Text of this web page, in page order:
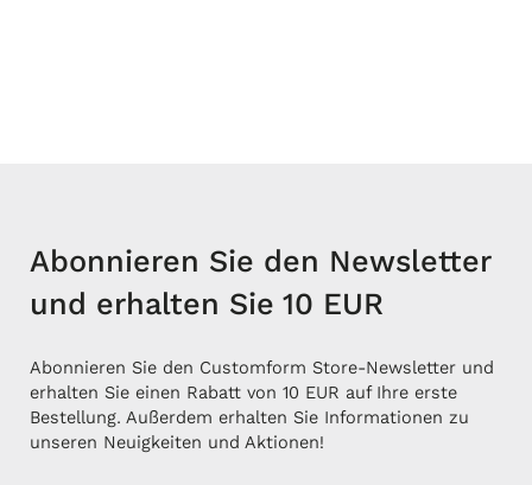
Abonnieren Sie den Newsletter
und erhalten Sie 10 EUR
Abonnieren Sie den Customform Store-Newsletter und
erhalten Sie einen Rabatt von 10 EUR auf Ihre erste
Bestellung. Außerdem erhalten Sie Informationen zu
unseren Neuigkeiten und Aktionen!